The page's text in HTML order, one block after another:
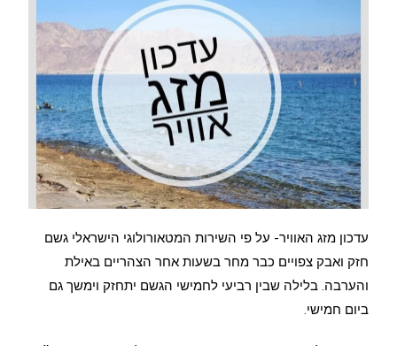
עדכון מזג האוויר- על פי השירות המטאורולוגי הישראלי גשם
חזק ואבק צפויים כבר מחר בשעות אחר הצהריים באילת
והערבה. בלילה שבין רביעי לחמישי הגשם יתחזק וימשך גם
ביום חמישי.